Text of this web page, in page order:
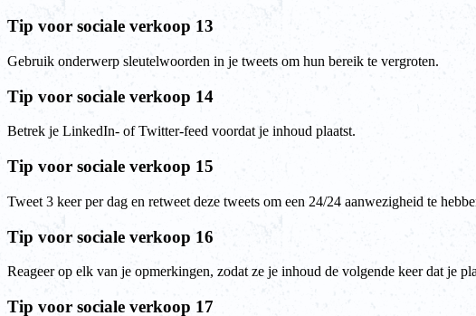
Tip voor sociale verkoop 13
Gebruik onderwerp sleutelwoorden in je tweets om hun bereik te vergroten.
Tip voor sociale verkoop 14
Betrek je LinkedIn- of Twitter-feed voordat je inhoud plaatst.
Tip voor sociale verkoop 15
Tweet 3 keer per dag en retweet deze tweets om een 24/24 aanwezigheid te
Tip voor sociale verkoop 16
Reageer op elk van je opmerkingen, zodat ze je inhoud de volgende keer dat je
Tip voor sociale verkoop 17